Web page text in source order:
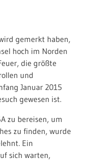
gemerkt haben,
hoch im Norden
die größte
und
Januar 2015
gewesen ist.
zu bereisen, um
zu finden, wurde
Ein
sich warten,